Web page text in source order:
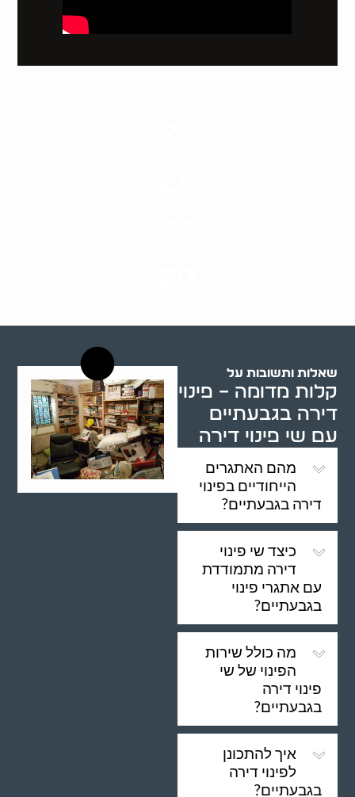
שאלות ותשובות על
קלות מדומה – פינוי
דירה בגבעתיים
עם שי פינוי דירה
מהם האתגרים
הייחודיים בפינוי
דירה בגבעתיים?
כיצד שי פינוי
דירה מתמודדת
עם אתגרי פינוי
בגבעתיים?
מה כולל שירות
הפינוי של שי
פינוי דירה
בגבעתיים?
איך להתכונן
לפינוי דירה
בגבעתיים?